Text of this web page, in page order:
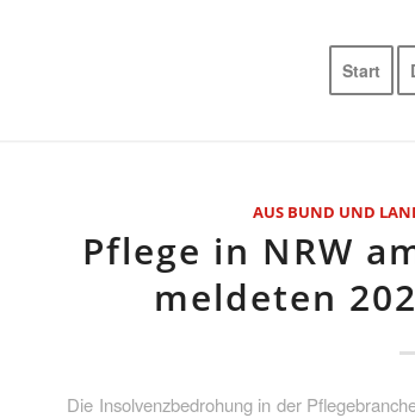
Start
AUS BUND UND
Pflege in NRW
meldeten
Die Insolvenzbedrohung in der